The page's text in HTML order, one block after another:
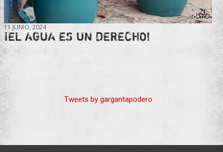
11 JUNIO, 2024
¡EL AGUA ES UN DERECHO!
Tweets by gargantapodero